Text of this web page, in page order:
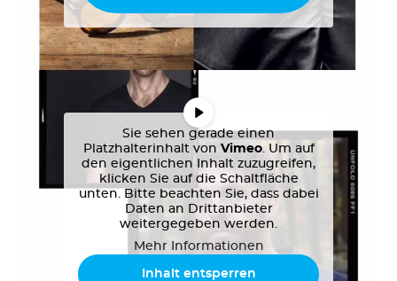
Sie sehen gerade einen
Platzhalterinhalt von Vimeo. Um auf
den eigentlichen Inhalt zuzugreifen,
klicken Sie auf die Schaltfläche
unten. Bitte beachten Sie, dass dabei
Daten an Drittanbieter
weitergegeben werden.
Mehr Informationen
Inhalt entsperren